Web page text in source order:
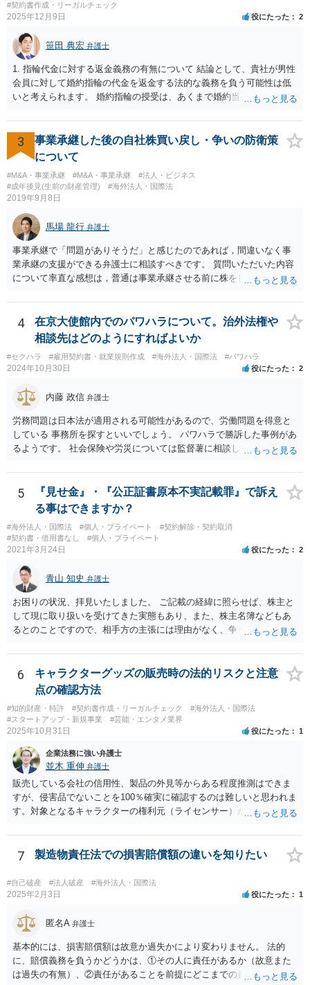
#契約書作成・リーガルチェック
2025年12月9日 役にたった 2
笹田 典宏 弁護士
1. 指輪代金に対する返金義務の有無について 結論として、貴社が男性
会員に対して婚約指輪の代金を返金する法的な義務を負う可能性は低
いと考えられます。 婚約指輪の授受は、あくまで婚約当事者である男
貴社は、その贈与契約の当事者ではありません。したがって、仮に女
性が返金義務を負う場合であっても、貴社が返金義務を負う法的根拠
は見当たりません。 また、国際結婚の仲介契約に関する裁判例では、
負担すべきであり、仲介業者に責任がない限り、成婚料の支払いを拒
絶することはできないと判断されています。この裁判例は、仲介業者
を示唆しており、本件でも同様に、指輪の返還が貴社の責任範囲外の
問題であると主張する上で参考になります。 2. 今後の対応について
相手方代理人に対し、内容証明郵便などで書面にて貴社の見解を明確
に伝えることが重要です。その書面には、以下の内容を盛り込むこと
が考えられます。 成婚料について: 円満な解決を優先する観点から、
には上記の裁判例のように、貴社に返金義務は無いと判断される可能
性が高いと思われます。）。 指輪代金について: 前述の通り、男性会
員と女性会員との間の個人間の贈与であり、貴社に法的な返金義務は
ないことを、法的根拠と共に冷静に主張する。 「刑事訴訟」との主張
に対して: 本件は、契約の履行や返金を巡る民事上の紛争であり、貴社
に当初から金銭を騙し取る意図（詐欺罪の構成要件である欺罔行為）
があったとは考えにくく、刑事事件として立件される可能性は極めて
低いと思われます。 3. 警察からの連絡について 警察は「民事不介
入」を原則としており、契約トラブルなどの個人間の紛争に介入する
ことはありません。しかし、事件性があるかどうかを判断するため
に、関係者から事情を聴くことがあります。その場合には誠実な事実
説明を行ってください。
3
事業承継した後の自社株買い戻し・争いの防衛策
について
#M&A・事業承継 #M&A・事業承継
#法人・ビジネス
#成年後見(生前の財産管理)
#海外法人・国際法
2019年9月8日
馬場 龍行 弁護士
事業承継で「問題がありそうだ」と感じたのであれば，間違いなく事
業承継の支援ができる弁護士に相談すべきです。 質問いただいた内容
について率直な感想は，普通は事業承継させる前に株をしっかり集め
というのは無責任というほかないでしょう。 事業承継については，相
続税や贈与税を猶予する特別法な，遺留分について株式価格を遺留分
算定基礎額から控除したり価額を相続時でなく承継時に固定したりす
ることのできる特別法が定められています。 買い取る以外の方法につ
いても，株式保有割合や状況によるので，具体的に弁護士に相談され
ることをお勧めします。
4
在京大使館内でのパワハラについて。治外法権や
相談先はどのようにすればよいか
#セクハラ #雇用契約書・就業規則作成 #海外法人・国際法 #パワハラ
2024年10月30日 役にたった 2
内藤 政信 弁護士
労務問題は日本法が適用される可能性があるので、労働問題を得意と
している 事務所を探すといいでしょう。 パワハラで勝訴した事例があ
るようです。 社会保険や労災については監督薯に相談してみるといい
5
『見せ金』・『公正証書原本不実記載罪』で訴え
る事はできますか？
#海外法人・国際法 #個人・プライベート
#契約解除・契約取消
#契約書・借用書なし
#個人・プライベート
2021年3月24日 役にたった 2
青山 知史 弁護士
お困りの状況、拝見いたしました。 ご記載の経緯に照らせば、株主と
して現に取り扱いを受けてきた実態もあり、また、株主名簿などもあ
るとのことですので、相手方の主張には理由がなく、争う余地はある
主手の地位確認請求を訴訟などで実施し、正式に権利関係を明らかに
することも考えられます。 また、仮に株式の割り当てがなされていな
いとのことであれば、出資契約の前提が果たされていないことになり
ますので、債務不履行を理由に契約を解除し、100万円の返金を要求す
ることも考えられるかと思慮いたします。 この他、持ち株比率などに
もよりますが、過半数を確保できるのであれば、相手方の解任請求を
たします。 いずれの手段をとるとしても、当時のやり取りや契約内
容、相手方の主張内容などによっても、とるべき手段が異なってきま
すので、本格的に争うことをお考えであれば、関連資料をお持ちのう
え、個別に弁護士にご相談をし、対策を立てていくべきと思慮いたし
ます。
6
キャラクターグッズの販売時の法的リスクと注意
点の確認方法
#知的財産・特許 #契約書作成・リーガルチェック
#海外法人・国際法
#スタートアップ・新規事業
#芸能・エンタメ業界
2025年10月31日 役にたった 1
企業法務に強い弁護士
並木 重伸 弁護士
販売している会社の信用性、製品の外見等からある程度推測はできま
すが、侵害品でないことを100％確実に確認するのは難しいと思われま
す。対象となるキャラクターの権利元（ライセンサー）がわかるので
頼し絵を作ってもらいそれを元に工場へ作成依頼などした場合」につ
いては、作ってもらった絵がオリジナルのものであれば問題はありま
存のキャラクターやそれに類似するものであれば、その権利元から許
諾を受けない限り著作権侵害となる可能性が高いです。
7 製造物責任法での損害賠償額の違いを知りたい
#自己破産 #法人破産 #海外法人・国際法
2025年2月3日 役にたった 1
匿名A 弁護士
基本的には、損害賠償額は故意か過失かにより変わりません。 法的
に、賠償義務を負うかどうかは、①その人に責任があるか（故意また
は過失の有無）、②責任があることを前提にどこまでの責任を負うべ